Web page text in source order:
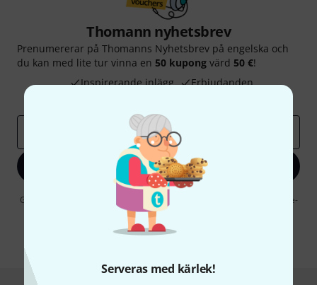
Serveras med kärlek!
Thomann nyhetsbrev
Prenumererar på Thomanns Nyhetsbrev på engelska och
du kan med lite tur vinna en 50 kupong värd 50 €!
Inspirerande inlägg
Erbjudanden
Registrera dig nu
Genom att klicka på "Registrera dig nu" samtycker jag till att ta emot e-
postreklam. Avregistrering är möjlig när som helst. Du finner mer
information om nyhetsbrevet i vår